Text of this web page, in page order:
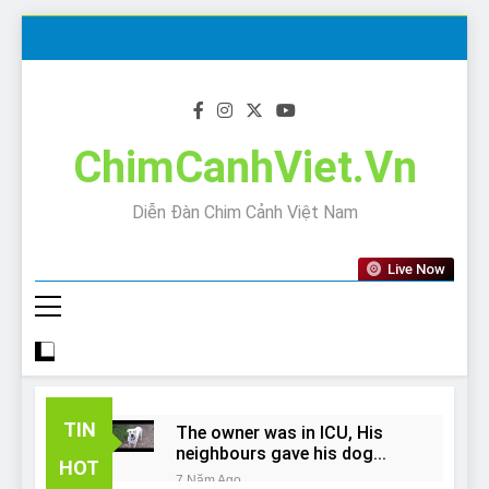
ChimCanhViet.Vn
Diễn Đàn Chim Cảnh Việt Nam
Live Now
TIN
HOT
The owner was in ICU, His
neighbours gave his dog
away!
7 Năm Ago